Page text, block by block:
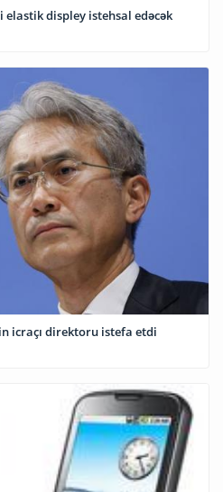
elastik displey istehsal edəcək
icraçı direktoru istefa etdi